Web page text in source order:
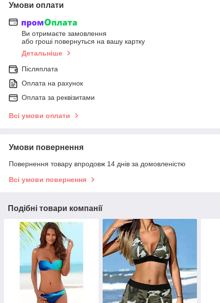
Умови оплати
Ви отримаєте замовлення
або гроші повернуться на вашу картку
Детальніше
Післяплата
Оплата на рахунок
Оплата за реквізитами
Всі умови оплати
Умови повернення
Повернення товару впродовж 14 днів за домовленістю
Всі умови повернення
Подібні товари компанії